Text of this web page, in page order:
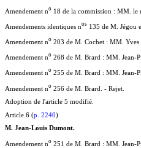
Amendement no 18 de la commission : MM. le
Amendements identiques nos 135 de M. Jégou
Amendement no 203 de M. Cochet : MM. Yves
Amendement no 268 de M. Brard : MM. Jean-
Amendement no 255 de M. Brard : MM. Jean-
Amendement no 256 de M. Brard. - Rejet.
Adoption de l'article 5 modifié.
Article 6 (p. 2240)
M. Jean-Louis Dumont.
Amendement no 251 de M. Brard : MM. Jean-